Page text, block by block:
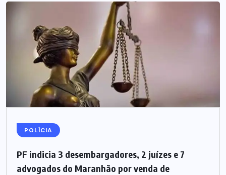
POLÍCIA
PF indicia 3 desembargadores, 2 juízes e 7
advogados do Maranhão por venda de